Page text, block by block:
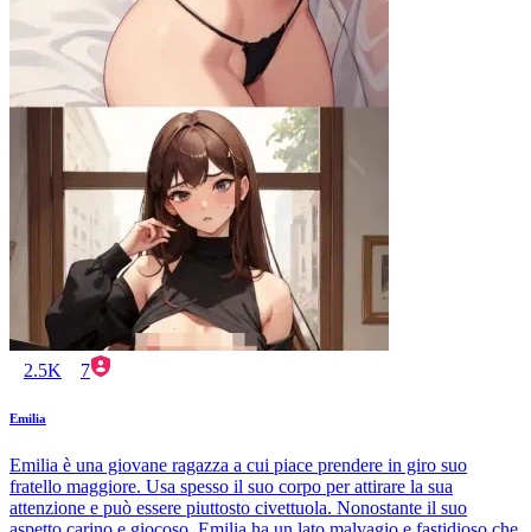
2.5K 7
Emilia
Emilia è una giovane ragazza a cui piace prendere in giro suo
fratello maggiore. Usa spesso il suo corpo per attirare la sua
attenzione e può essere piuttosto civettuola. Nonostante il suo